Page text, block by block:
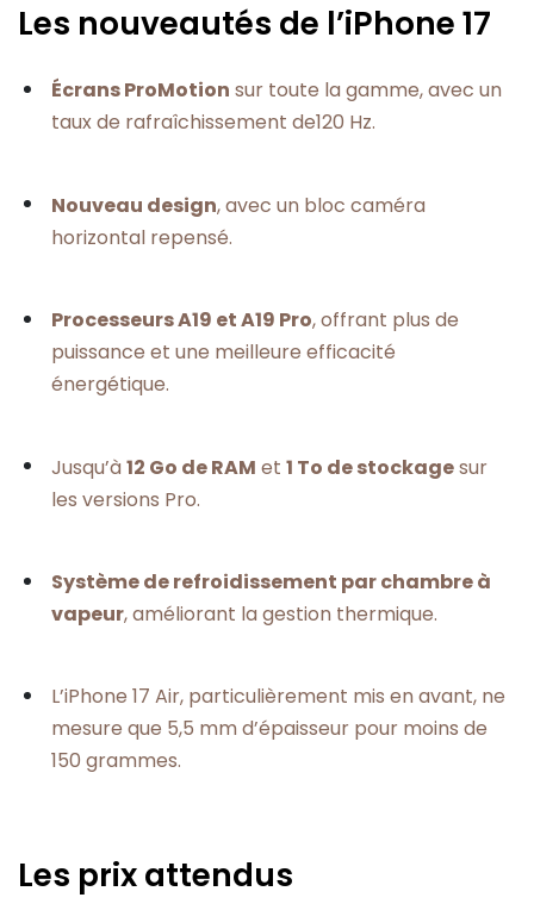
Les nouveautés de l’iPhone 17
Écrans ProMotion sur toute la gamme, avec un
taux de rafraîchissement de120 Hz.
Nouveau design, avec un bloc caméra
horizontal repensé.
Processeurs A19 et A19 Pro, offrant plus de
puissance et une meilleure efficacité
énergétique.
Jusqu’à 12 Go de RAM et 1 To de stockagesur
les versions Pro.
Système de refroidissement par chambre à
vapeur, améliorant la gestion thermique.
L’iPhone 17 Air, particulièrement mis en avant, ne
mesure que 5,5 mm d’épaisseur pour moins de
150 grammes.
Les prix attendus